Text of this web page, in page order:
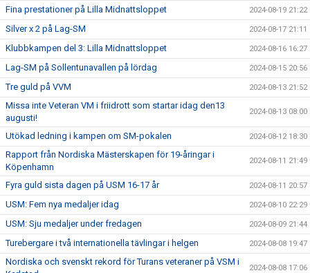
Fina prestationer på Lilla Midnattsloppet 2024-08-19 21:22
Silver x 2 på Lag-SM 2024-08-17 21:11
Klubbkampen del 3: Lilla Midnattsloppet 2024-08-16 16:27
Lag-SM på Sollentunavallen på lördag 2024-08-15 20:56
Tre guld på VVM 2024-08-13 21:52
Missa inte Veteran VM i friidrott som startar idag den13
augusti!
2024-08-13 08:00
Utökad ledning i kampen om SM-pokalen 2024-08-12 18:30
Rapport från Nordiska Mästerskapen för 19-åringar i
Köpenhamn
2024-08-11 21:49
Fyra guld sista dagen på USM 16-17 år 2024-08-11 20:57
USM: Fem nya medaljer idag 2024-08-10 22:29
USM: Sju medaljer under fredagen 2024-08-09 21:44
Turebergare i två internationella tävlingar i helgen 2024-08-08 19:47
Nordiska och svenskt rekord för Turans veteraner på VSM i
2024-08-08 17:06